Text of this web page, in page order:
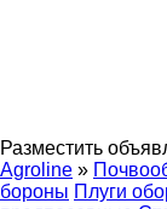
Разместить
Agroline »
бороны Плуги